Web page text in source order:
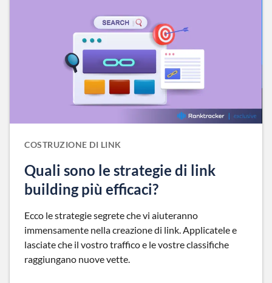
COSTRUZIONE DI LINK
Quali sono le strategie di link
building più efficaci?
Ecco le strategie segrete che vi aiuteranno
immensamente nella creazione di link. Applicatele e
lasciate che il vostro traffico e le vostre classifiche
raggiungano nuove vette.